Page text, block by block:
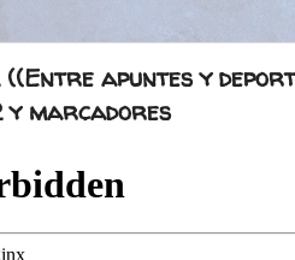
apuntes y
y marcadores